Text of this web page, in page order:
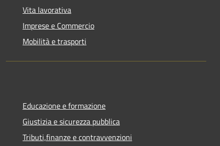
Vita lavorativa
Imprese e Commercio
Mobilità e trasporti
Educazione e formazione
Giustizia e sicurezza pubblica
Tributi,finanze e contravvenzioni